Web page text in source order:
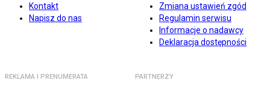
Kontakt
Napisz do nas
Zmiana ustawień zgód
Regulamin serwisu
Informacje o nadawcy
Deklaracja dostępności
REKLAMA I PRENUMERATA PARTNERZY